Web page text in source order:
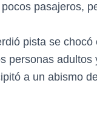
pasajeros,
pista se
personas adultos
a un abismo